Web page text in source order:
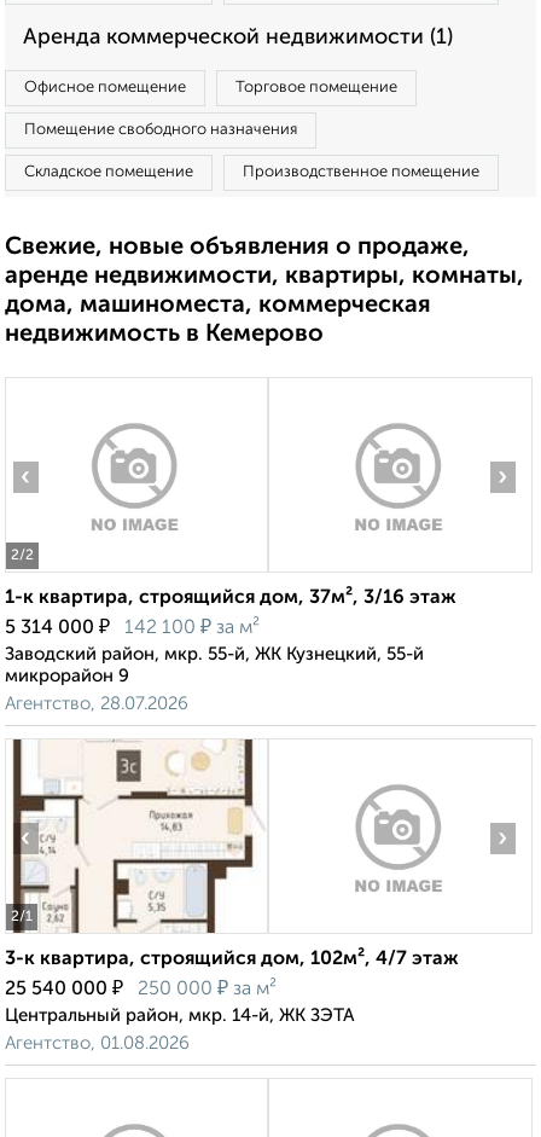
Аренда коммерческой недвижимости (1)
Офисное помещение Торговое помещение
Помещение свободного назначения
Складское помещение Производственное помещение
Свежие, новые объявления о продаже,
аренде недвижимости, квартиры, комнаты,
дома, машиноместа, коммерческая
недвижимость в Кемерово
2/2
‹ ›
1-к квартира, строящийся дом, 37м², 3/16 этаж
5 314 000 ₽ 142 100 ₽ за м²
Заводский район, мкр. 55-й, ЖК Кузнецкий, 55-й
микрорайон 9
Агентство, 28.07.2026
2/1
‹ ›
3-к квартира, строящийся дом, 102м², 4/7 этаж
25 540 000 ₽ 250 000 ₽ за м²
Центральный район, мкр. 14-й, ЖК ЗЭТА
Агентство, 01.08.2026